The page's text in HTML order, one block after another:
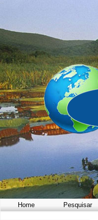
Home Pesquisar